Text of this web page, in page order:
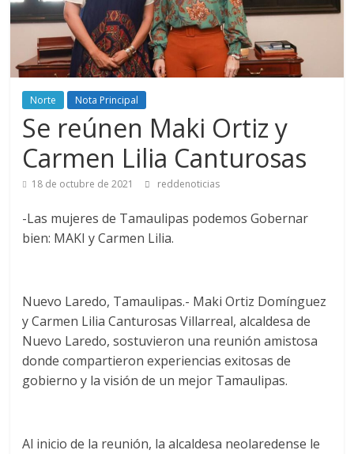
Norte Nota Principal
Se reúnen Maki Ortiz y
Carmen Lilia Canturosas
18 de octubre de 2021 reddenoticias
-Las mujeres de Tamaulipas podemos Gobernar
bien: MAKI y Carmen Lilia.
Nuevo Laredo, Tamaulipas.- Maki Ortiz Domínguez
y Carmen Lilia Canturosas Villarreal, alcaldesa de
Nuevo Laredo, sostuvieron una reunión amistosa
donde compartieron experiencias exitosas de
gobierno y la visión de un mejor Tamaulipas.
Al inicio de la reunión, la alcaldesa neolaredense le